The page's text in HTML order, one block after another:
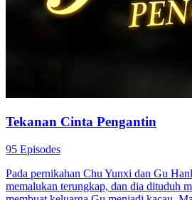
Tekanan Cinta Pengantin
95 Episodes
Pada pernikahan Chu Yunxi dan Gu
memalukan terungkap, dan dia dituduh